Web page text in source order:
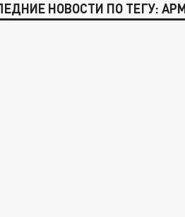
НОВОСТИ ПО ТЕГУ: